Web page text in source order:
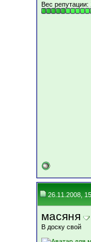
Вес репутации:
26.11.2008,
масяня
В доску свой